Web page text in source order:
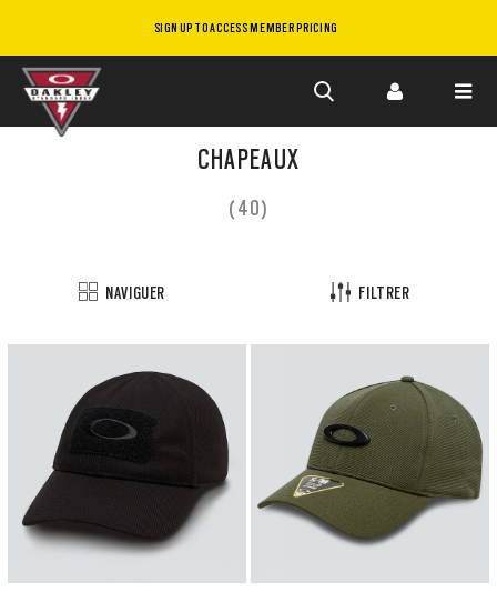
SIGN UP TO ACCESS MEMBER PRICING
Skip to
CHAPEAUX
(40)
NAVIGUER FILTRER